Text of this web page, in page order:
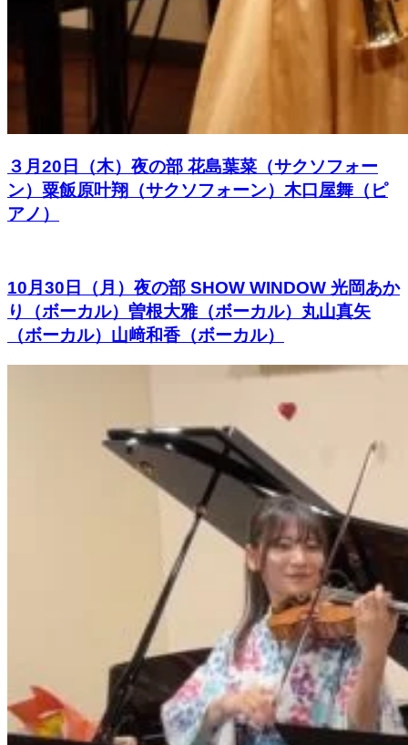
３月20日（木）夜の部 花島葉菜（サクソフォー
ン）粟飯原叶翔（サクソフォーン）木口屋舞（ピ
アノ）
10月30日（月）夜の部 SHOW WINDOW 光岡あか
り（ボーカル）曽根大雅（ボーカル）丸山真矢
（ボーカル）山﨑和香（ボーカル）